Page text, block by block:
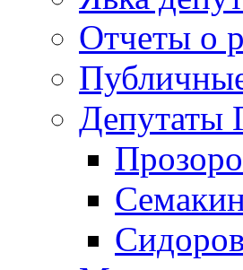
Отчеты о
Депутаты